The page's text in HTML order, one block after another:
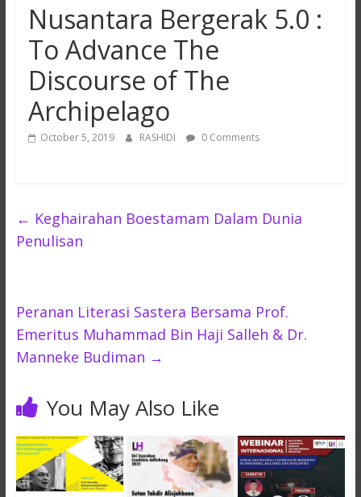
Nusantara Bergerak 5.0 :
To Advance The
Discourse of The
Archipelago
October 5, 2019 RASHIDI 0 Comments
← Keghairahan Boestamam Dalam Dunia
Penulisan
Peranan Literasi Sastera Bersama Prof.
Emeritus Muhammad Bin Haji Salleh & Dr.
Manneke Budiman →
You May Also Like